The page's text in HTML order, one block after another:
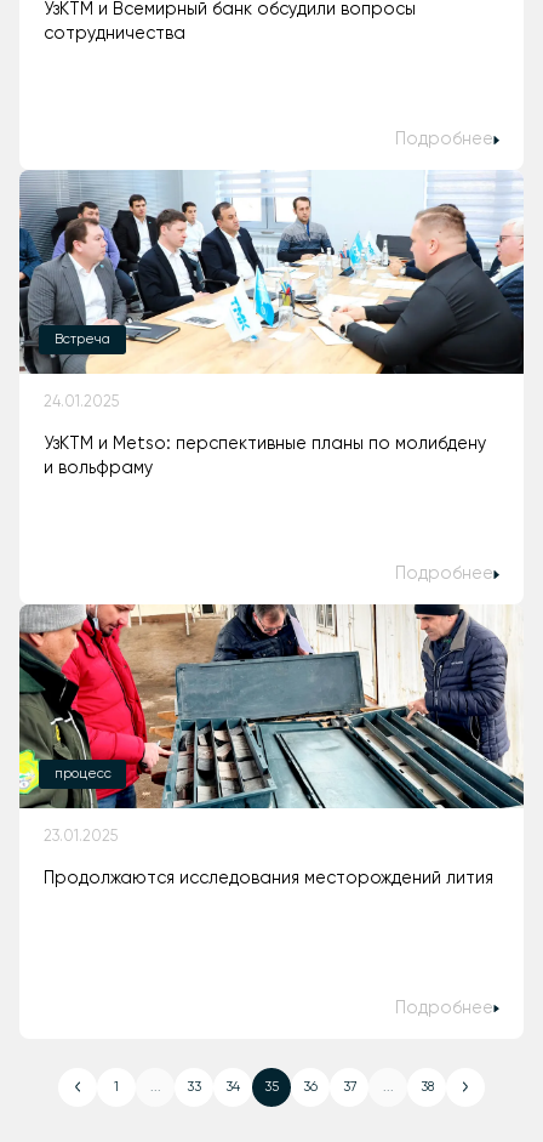
УзКТМ и Всемирный банк обсудили вопросы
сотрудничества
Подробнее
Встреча
24.01.2025
УзКТМ и Metso: перспективные планы по молибдену
и вольфраму
Подробнее
процесс
23.01.2025
Продолжаются исследования месторождений лития
Подробнее
1 ... 33 34 35 36 37 ... 38